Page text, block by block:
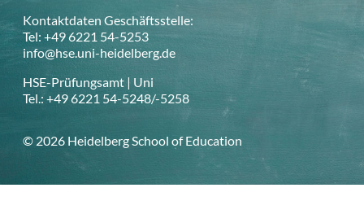
Kontaktdaten Geschäftsstelle:
Tel: +49 6221 54-5253
info@hse.uni-heidelberg.de
HSE-Prüfungsamt | Uni
Tel.: +49 6221 54-5248/-5258
© 2026 Heidelberg School of Education